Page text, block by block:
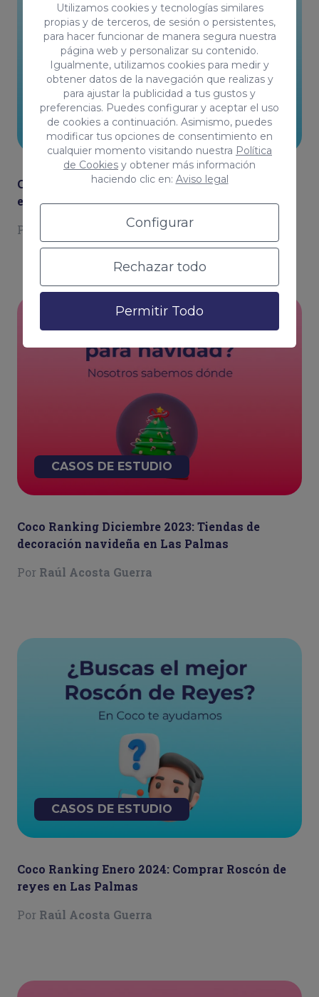
Utilizamos cookies y tecnologías similares
propias y de terceros, de sesión o persistentes,
para hacer funcionar de manera segura nuestra
página web y personalizar su contenido.
Igualmente, utilizamos cookies para medir y
obtener datos de la navegación que realizas y
para ajustar la publicidad a tus gustos y
preferencias. Puedes configurar y aceptar el uso
de cookies a continuación. Asimismo, puedes
modificar tus opciones de consentimiento en
cualquier momento visitando nuestra Política
de Cookies y obtener más información
haciendo clic en: Aviso legal
Configurar
Rechazar todo
Permitir Todo
CASOS DE ESTUDIO
Coco Ranking Mayo 2024: Tienda de animales
en Gran Canaria
Por
Raúl Acosta Guerra
CASOS DE ESTUDIO
Coco Ranking Diciembre 2023: Tiendas de
decoración navideña en Las Palmas
Por Raúl Acosta Guerra
CASOS DE ESTUDIO
Coco Ranking Enero 2024: Comprar Roscón de
reyes en Las Palmas
Por Raúl Acosta Guerra